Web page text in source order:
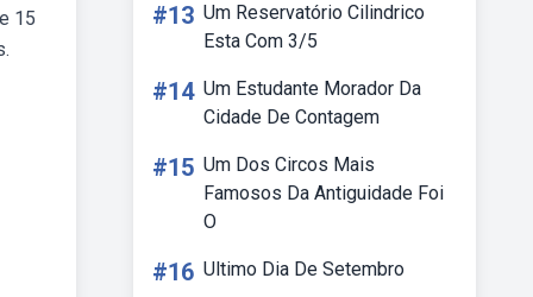
15
#13 Um Reservatório Cilindrico
Esta Com 3/5
#14 Um Estudante Morador Da
Cidade De Contagem
#15 Um Dos Circos Mais
Famosos Da Antiguidade Foi
O
#16 Ultimo Dia De Setembro